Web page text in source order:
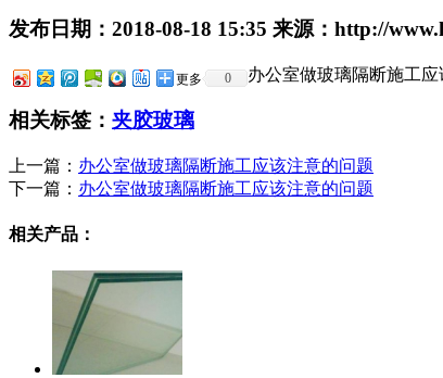
发布日期： 2018-08-18 15:35 来源： http://
更多 0 办公室做玻璃隔断施工
相关标签： 夹胶玻璃
上一篇： 办公室做玻璃隔断施工应该注意的问题
下一篇： 办公室做玻璃隔断施工应该注意的问题
相关产品：